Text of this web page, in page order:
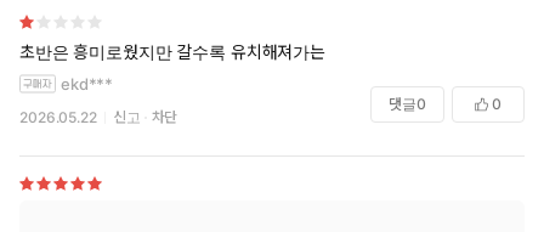
초반은 흥미로웠지만 갈수록 유치해져가는
ekd***
2026.05.22 신고 차단
댓글0 0